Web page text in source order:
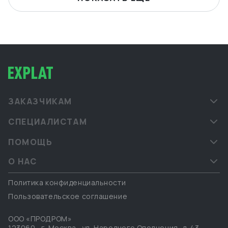
ЗАКАЗЧИКАМ
СПЕЦИАЛИСТАМ
ПОМОЩЬ
О НАС
Политика конфиденциальности
Пользовательское соглашение
ООО «ПРОДРОМ»